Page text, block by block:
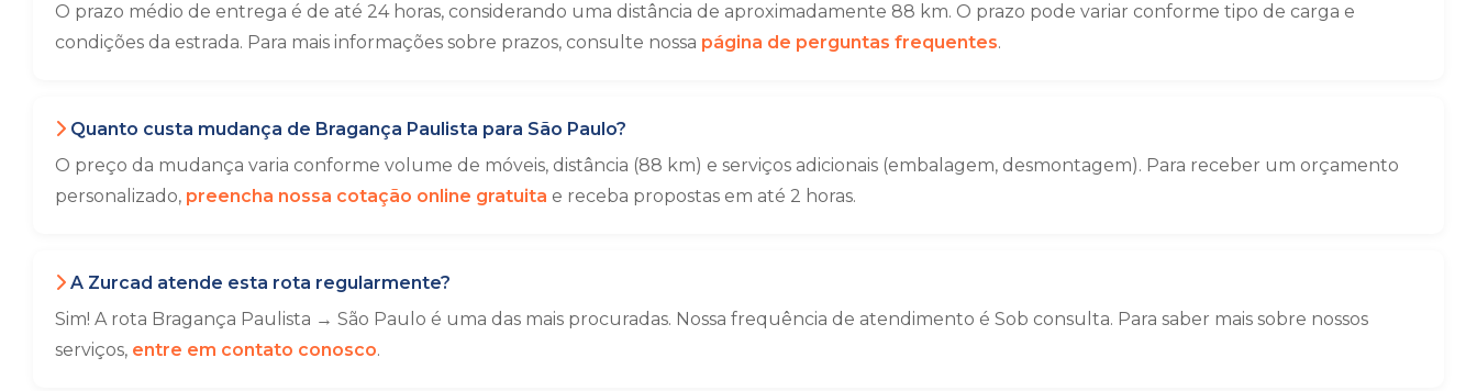
O prazo médio de entrega é de até 24 horas, considerando uma distância de aproximadamente 88 km. O prazo pode variar conforme tipo de carga e
condições da estrada. Para mais informações sobre prazos, consulte nossa página de perguntas frequentes.
Quanto custa mudança de Bragança Paulista para São Paulo?
O preço da mudança varia conforme volume de móveis, distância (88 km) e serviços adicionais (embalagem, desmontagem). Para receber um orçamento
personalizado, preencha nossa cotação online gratuita e receba propostas em até 2 horas.
A Zurcad atende esta rota regularmente?
Sim! A rota Bragança Paulista → São Paulo é uma das mais procuradas. Nossa frequência de atendimento é Sob consulta. Para saber mais sobre nossos
serviços, entre em contato conosco.